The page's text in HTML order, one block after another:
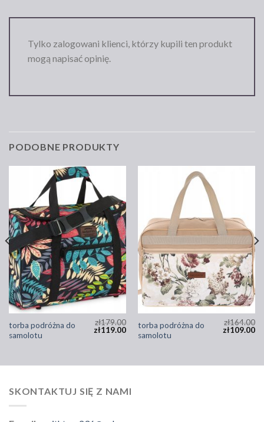
Tylko zalogowani klienci, którzy kupili ten produkt
mogą napisać opinię.
PODOBNE PRODUKTY
torba podróżna do
samolotu
zł179.00
zł119.00
torba podróżna do
samolotu
zł164.00
zł109.00
SKONTAKTUJ SIĘ Z NAMI